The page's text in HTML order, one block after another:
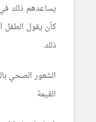
يساعدهم ذلك
كأن يقول الطفل آ
ذلك.
الشعور الصحي
القيمة.